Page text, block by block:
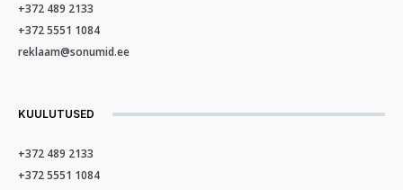
+372 489 2133
+372 5551 1084
reklaam@sonumid.ee
KUULUTUSED
+372 489 2133
+372 5551 1084